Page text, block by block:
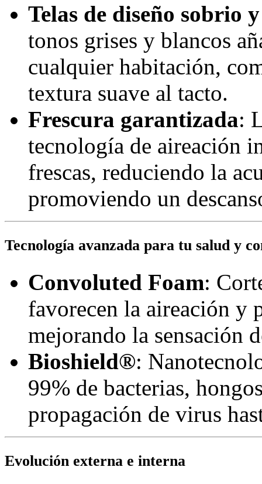
Telas de diseño sobrio
tonos grises y blancos
cualquier habitación,
textura suave al tacto.
Frescura garantizada:
tecnología de aireación
frescas, reduciendo la
promoviendo un
Tecnología avanzada para tu salud y
Convoluted Foam:
favorecen la aireación y
mejorando la sensación
Bioshield®:
99% de bacterias,
propagación de virus
Evolución externa e interna